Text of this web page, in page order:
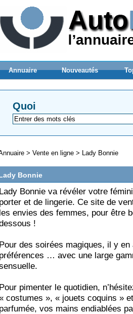
Annuaire Nouveautés
Quoi
> Vente en ligne > Lady Bonnie
Bonnie
Bonnie va révéler votre
et de lingerie. Ce site de
envies des femmes, pour être
!
des soirées magiques, il y
… avec une large
pimenter le quotidien,
costumes », « jouets coquins »
vos mains endiablées